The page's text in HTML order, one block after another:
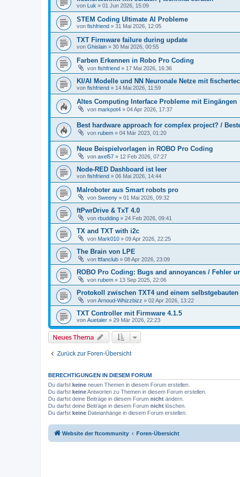
von Luk » 01 Jun 2026, 15:09
STEM Coding Ultimate AI Probleme
von fishfriend » 31 Mai 2026, 12:05
TXT Firmware failure during update
von Ghislain » 30 Mai 2026, 00:55
Farben Erkennen in Robo Pro Coding
von fishfriend » 17 Mai 2026, 16:36
KI/AI Modelle und NN Neuronale Netze mit
von fishfriend » 14 Mai 2026, 11:59
Altes Computing Interface Probleme mit Eingängen
von markpot4 » 04 Apr 2026, 17:37
Best hardware approach for complex project? /
von rubem » 04 Mär 2023, 01:20
Neue Beispielvorlagen in ROBO Pro Coding
von axel57 » 12 Feb 2026, 07:27
Node-RED Dashboard ist leer
von fishfriend » 06 Mai 2026, 14:44
Malroboter aus Smart robots pro
von Sweeny » 01 Mai 2026, 09:32
ftPwrDrive & TxT 4.0
von rbudding » 24 Feb 2026, 09:41
TX and TXT with i2c
von Mark010 » 09 Apr 2026, 22:25
The Brain von LPE
von ftfanclub » 08 Apr 2026, 23:09
ROBO Pro Coding: Bugs and annoyances / Fehler
von rubem » 13 Sep 2025, 22:06
Protokoll zwischen TXT4 und einem selbstgebauten
von Arnoud-Whizzbizz » 02 Apr 2026, 13:22
TXT Controller mit Firmware 4.1.5
von Auetaler » 29 Mär 2026, 22:23
Neues Thema
Zurück zur Foren-Übersicht
BERECHTIGUNGEN IN DIESEM FORUM
Du darfst keine neuen Themen in diesem Forum erstellen.
Du darfst keineAntworten zu Themen in diesem Forum erstellen.
Du darfst deine Beiträge in diesem Forum nicht ändern.
Du darfst deine Beiträge in diesem Forum nicht löschen.
Du darfst keine Dateianhänge in diesem Forum erstellen.
Website der ftcommunity Foren-Übersicht